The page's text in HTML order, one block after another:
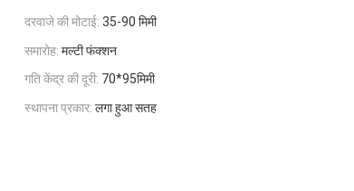
दरवाजे की मोटाई: 35-90 मिमी
समारोह: मल्टी फंक्शन
गति केंद्र की दूरी: 70*95मिमी
स्थापना प्रकार: लगा हुआ सतह